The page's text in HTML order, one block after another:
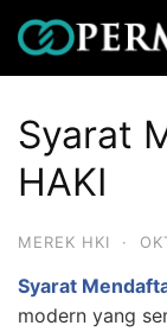
Syarat
HAKI
MEREK HKI ·
Syarat
modern yang